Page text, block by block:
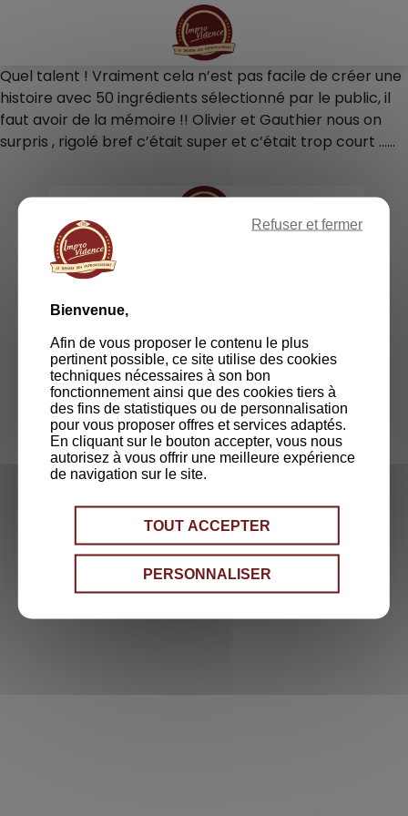
Quel talent ! Vraiment cela n’est pas facile de créer une
histoire avec 50 ingrédients sélectionné par le public, il
faut avoir de la mémoire !! Olivier et Gauthier nous on
surpris , rigolé bref c’était super et c’était trop court ……
RETOURNER SUR LE SITE
Panneau de gestion des cookies
Bienvenue,
Afin de vous proposer le contenu le plus
pertinent possible, ce site utilise des cookies
techniques nécessaires à son bon
fonctionnement ainsi que des cookies tiers à
des fins de statistiques ou de personnalisation
pour vous proposer offres et services adaptés.
En cliquant sur le bouton accepter, vous nous
autorisez à vous offrir une meilleure expérience
de navigation sur le site.
TOUT ACCEPTER
Refuser et fermer
PERSONNALISER